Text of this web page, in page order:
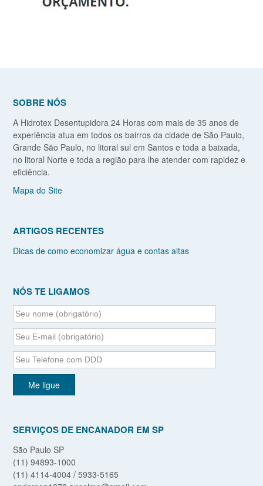
SOBRE NÓS
A Hidrotex Desentupidora 24 Horas com mais de 35 anos de
experiência atua em todos os bairros da cidade de São Paulo,
Grande São Paulo, no litoral sul em Santos e toda a baixada,
no litoral Norte e toda a região para lhe atender com rapidez e
eficiência.
Mapa do Site
ARTIGOS RECENTES
Dicas de como economizar água e contas altas
NÓS TE LIGAMOS
SERVIÇOS DE ENCANADOR EM SP
São Paulo SP
(11) 94893-1000
(11) 4114-4004 / 5933-5165